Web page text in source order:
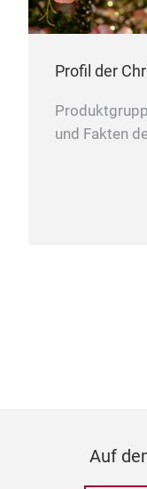
Profil der
und Fakten
Auf